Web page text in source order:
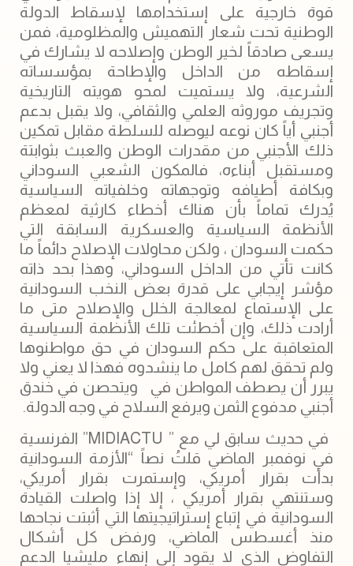
قوة خارجية على إستخدامها لإسقاط الدولة
الوطنية تحت شعار التهميش والمظلومية، فمن
يسعى صادقاً لخير الوطن وإصلاحه لا يشارك في
إسقاطه من الداخل والإطاحة بمؤسساته
الشرعية، ولا يستميت لمحو هويته التاريخية
وتجريف موروثه العلمي والثقافي، ولا يقبل بدعم
أجنبي أياً كان نوعه ليوصله للسلطة مقابل تمكين
ذلك الأجنبي من مقدرات الوطن والعبث بثوابتة
ومستقبل أبناءه، فالمكون الشعبي السوداني
وبكافة أطيافه وتوجهاته وخلفياته السياسية
يُدرك تماماً بأن هناك أخطاء كارثية لمعظم
الأنظمة السياسية والعسكرية السابقة التي
حكمت السودان ، ولكن محاولات الإصلاح دائماً ما
كانت تأتي من الداخل السوداني، وهذا بحد ذاته
مؤشر إيجابي على قدرة بعض النخب السودانية
على الإستماع لمعالجة الخلل والإصلاح متى ما
أرادت ذلك، وإن أخطئت تلك الأنظمة السياسية
المتعاقبة على حكم السودان في حق مواطنوها
ولم تحقق لهم كامل ما ينشدوه فهذا لا يعني ولا
يبرر أن يصطف المواطن في ويتحصن في خندق
أجنبي مدفوع الثمن ويرفع السلاح في وجه الدولة.
‏ في حديث سابق لي مع ” MIDIACTU” الفرنسية
في نوفمبر الماضي قلتُ نصاً “الأزمة السودانية
بدأت بقرار أمريكي، وإستمرت بقرار أمريكي،
وستنتهي بقرار أمريكي ، إلا إذا واصلت القيادة
السودانية في إتباع إستراتيجيتها التي أثبتت نجاحها
منذ أغسطس الماضي، ورفض كل أشكال
التفاوض الذي لا يقود إلى إنهاء مليشيا الدعم